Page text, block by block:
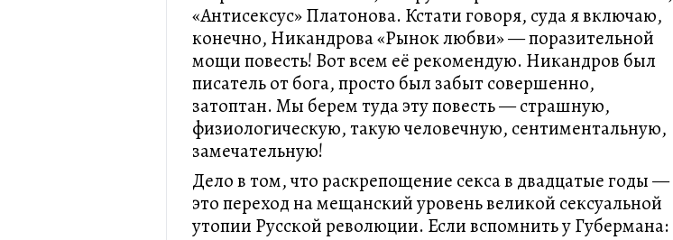
«Антисексус» Платонова. Кстати говоря, суда я включаю,
конечно, Никандрова «Рынок любви» — поразительной
мощи повесть! Вот всем её рекомендую. Никандров был
писатель от бога, просто был забыт совершенно,
затоптан. Мы берем туда эту повесть — страшную,
физиологическую, такую человечную, сентиментальную,
замечательную!
Дело в том, что раскрепощение секса в двадцатые годы —
это переход на мещанский уровень великой сексуальной
утопии Русской революции. Если вспомнить у Губермана: